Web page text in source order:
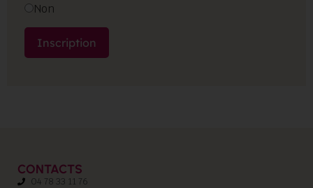
Non
CONTACTS
04 78 33 11 76